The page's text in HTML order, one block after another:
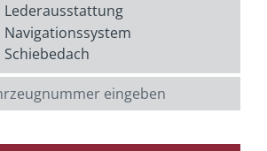
Lederausstattung
Navigationssystem
Schiebedach